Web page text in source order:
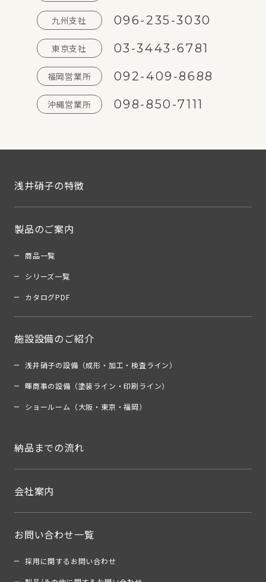
九州支社 096-235-3030
東京支社 03-3443-6781
福岡営業所 092-409-8688
沖縄営業所 098-850-7111
浅井硝子の特徴
製品のご案内
商品一覧
シリーズ一覧
カタログPDF
施設設備のご紹介
浅井硝子の設備（成形・加工・検査ライン）
暉商事の設備（塗装ライン・印刷ライン）
ショールーム（大阪・東京・福岡）
納品までの流れ
会社案内
お問い合わせ一覧
採用に関するお問い合わせ